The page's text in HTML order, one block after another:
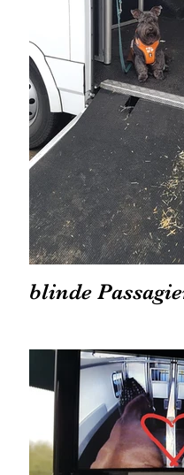
blinde